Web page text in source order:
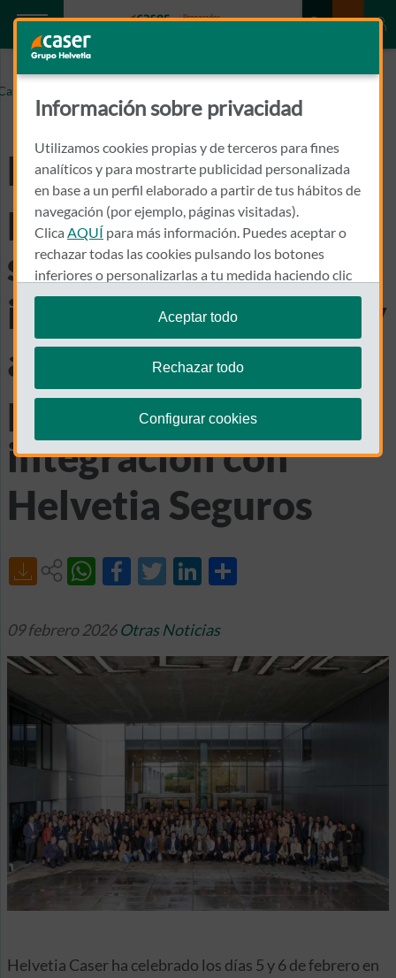
La red comercial procedente de Caser se reúne para
integración con Helvetia Seguros
La red comercial
procedente de Caser
se reúne para
impulsar el negocio y
avanzar en su
proceso de
integración con
Helvetia Seguros
09 febrero 2026 Otras Noticias
Helvetia Caser ha celebrado los días 5 y 6 de febrero en
Información sobre privacidad
Utilizamos cookies propias y de terceros para fines
analíticos y para mostrarte publicidad personalizada
en base a un perfil elaborado a partir de tus hábitos de
navegación (por ejemplo, páginas visitadas).
Clica AQUÍ para más información. Puedes aceptar o
rechazar todas las cookies pulsando los botones
inferiores o personalizarlas a tu medida haciendo clic
en"configurar cookies".
Te recordamos que puedes modificar tus ajustes de
cookies en cualquier momento en la sección
Aceptar todo
Rechazar todo
Configurar cookies